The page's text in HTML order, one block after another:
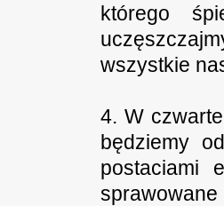
którego
wszystkie
4. W
będziemy
postaciami